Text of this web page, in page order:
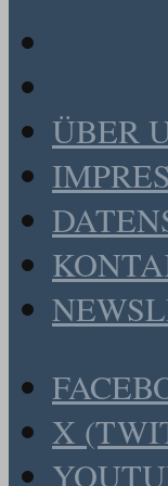
ÜBER
X